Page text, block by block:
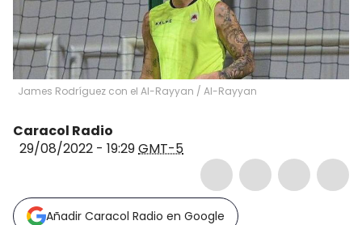
James Rodríguez con el Al-Rayyan / Al-Rayyan
Caracol Radio
29/08/2022 - 19:29GMT-5
Añadir Caracol Radio en Google